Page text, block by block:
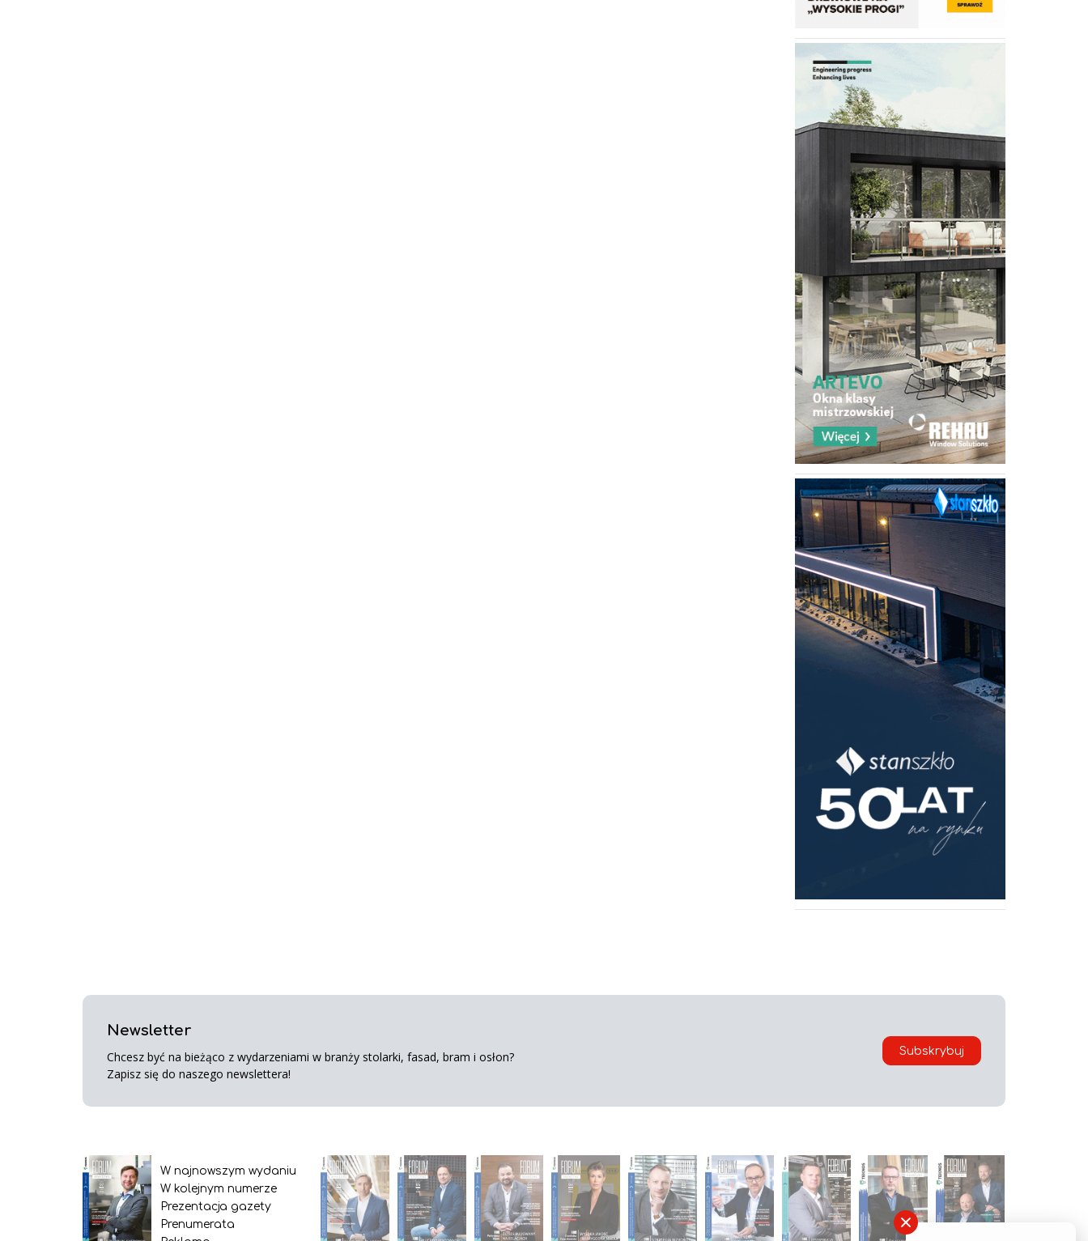
Newsletter
Chcesz być na bieżąco z wydarzeniami w branży stolarki, fasad, bram i osłon?
Zapisz się do naszego newslettera!
Subskrybuj
W najnowszym wydaniu
W kolejnym numerze
Prezentacja gazety
Prenumerata
×